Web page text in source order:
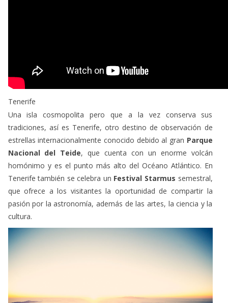
Tenerife
estrellas internacionalmente conocido debido al gran
Nacional del Teide
, que cuenta con un enorme volcán
homónimo y es el punto más alto del Océano Atlántico. En
Tenerife también se celebra un
que ofrece a los visitantes la oportunidad de compartir la
pasión por la astronomía, además de las artes, la ciencia y la
cultura.